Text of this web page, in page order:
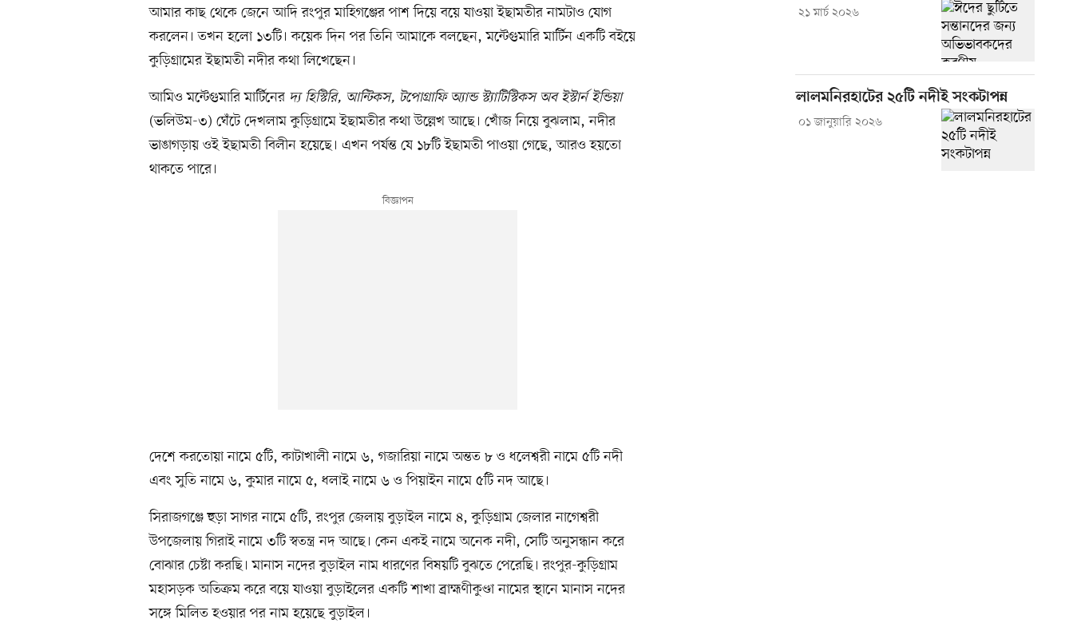
আমার কাছ থেকে জেনে আদি রংপুর মাহিগঞ্জের পাশ দিয়ে বয়ে যাওয়া ইছামতীর নামটাও যোগ
করলেন। তখন হলো ১৩টি। কয়েক দিন পর তিনি আমাকে বলছেন, মন্টেগুমারি মার্টিন একটি বইয়ে
কুড়িগ্রামের ইছামতী নদীর কথা লিখেছেন।
আমিও মন্টেগুমারি মার্টিনের দ্য হিস্টিরি, আন্টিকস, টপোগ্রাফি অ্যান্ড স্ট্যাটিস্টিকস অব ইস্টার্ন ইন্ডিয়া
(ভলিউম-৩) ঘেঁটে দেখলাম কুড়িগ্রামে ইছামতীর কথা উল্লেখ আছে। খোঁজ নিয়ে বুঝলাম, নদীর
ভাঙাগড়ায় ওই ইছামতী বিলীন হয়েছে। এখন পর্যন্ত যে ১৮টি ইছামতী পাওয়া গেছে, আরও হয়তো
থাকতে পারে।
দেশে করতোয়া নামে ৫টি, কাটাখালী নামে ৬, গজারিয়া নামে অন্তত ৮ ও ধলেশ্বরী নামে ৫টি নদী
এবং সুতি নামে ৬, কুমার নামে ৫, ধলাই নামে ৬ ও পিয়াইন নামে ৫টি নদ আছে।
সিরাজগঞ্জে হুড়া সাগর নামে ৫টি, রংপুর জেলায় বুড়াইল নামে ৪, কুড়িগ্রাম জেলার নাগেশ্বরী
উপজেলায় গিরাই নামে ৩টি স্বতন্ত্র নদ আছে। কেন একই নামে অনেক নদী, সেটি অনুসন্ধান করে
বোঝার চেষ্টা করছি। মানাস নদের বুড়াইল নাম ধারণের বিষয়টি বুঝতে পেরেছি। রংপুর-কুড়িগ্রাম
মহাসড়ক অতিক্রম করে বয়ে যাওয়া বুড়াইলের একটি শাখা ব্রাহ্মণীকুণ্ডা নামের স্থানে মানাস নদের
সঙ্গে মিলিত হওয়ার পর নাম হয়েছে বুড়াইল।
২১ মার্চ ২০২৬
লালমনিরহাটের ২৫টি নদীই সংকটাপন্ন
০১ জানুয়ারি ২০২৬